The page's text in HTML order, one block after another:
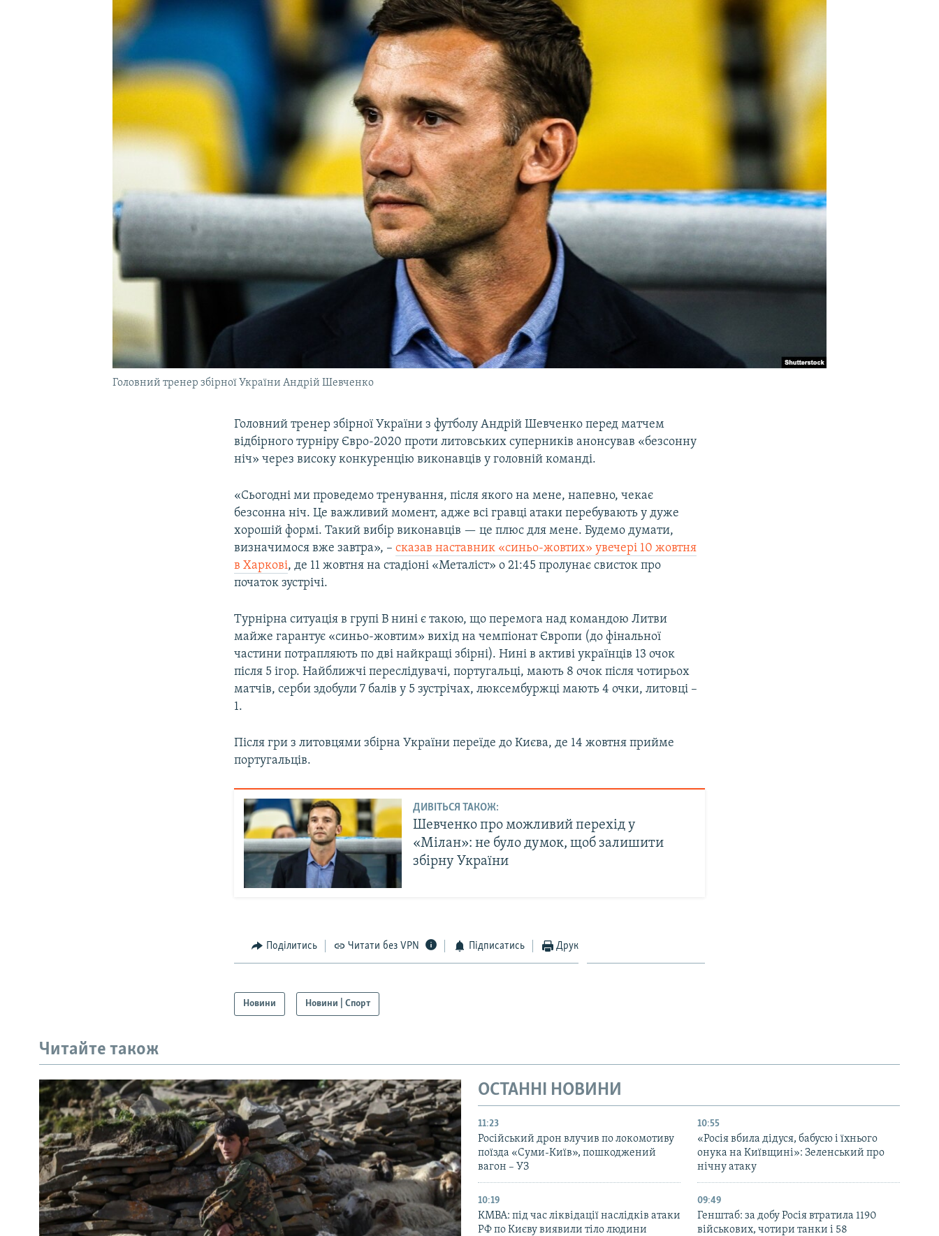
Головний тренер збірної України Андрій Шевченко
Головний тренер збірної України з футболу Андрій Шевченко перед матчем
відбірного турніру Євро-2020 проти литовських суперників анонсував «безсонну
ніч» через високу конкуренцію виконавців у головній команді.
«Сьогодні ми проведемо тренування, після якого на мене, напевно, чекає
безсонна ніч. Це важливий момент, адже всі гравці атаки перебувають у дуже
хорошій формі. Такий вибір виконавців — це плюс для мене. Будемо думати,
визначимося вже завтра», –сказав наставник «синьо-жовтих» увечері 10 жовтня
в Харкові, де 11 жовтня на стадіоні «Металіст» о 21:45 пролунає свисток про
початок зустрічі.
Турнірна ситуація в групі В нині є такою, що перемога над командою Литви
майже гарантує «синьо-жовтим» вихід на чемпіонат Європи (до фінальної
частини потрапляють по дві найкращі збірні). Нині в активі українців 13 очок
після 5 ігор. Найближчі переслідувачі, португальці, мають 8 очок після чотирьох
матчів, серби здобули 7 балів у 5 зустрічах, люксембуржці мають 4 очки, литовці –
1.
Після гри з литовцями збірна України переїде до Києва, де 14 жовтня прийме
португальців.
ДИВІТЬСЯ ТАКОЖ:
Шевченко про можливий перехід у
«Мілан»: не було думок, щоб залишити
збірну України
Поділитись Читати без VPN Підписатись Друк
Новини Новини | Спорт
Читайте також
ОСТАННІ НОВИНИ
11:23
Російський дрон влучив по локомотиву
поїзда «Суми-Київ», пошкоджений
вагон – УЗ
10:55
«Росія вбила дідуся, бабусю і їхнього
онука на Київщині»: Зеленський про
нічну атаку
10:19
КМВА: під час ліквідації наслідків атаки
РФ по Києву виявили тіло людини
09:49
Генштаб: за добу Росія втратила 1190
військових, чотири танки і 58